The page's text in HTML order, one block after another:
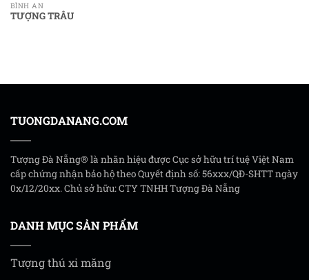
BÌNH AN
TƯỢNG TRÂU
TUONGDANANG.COM
Tượng Đà Nẵng® là nhãn hiệu được Cục sở hữu trí tuệ Việt Nam
cấp chứng nhận bảo hộ theo Quyết định số: 56xxx/QĐ-SHTT ngày
0x/12/20xx. Chủ sở hữu: CTY TNHH Tượng Đà Nẵng
DANH MỤC SẢN PHẨM
Tượng thú xi măng